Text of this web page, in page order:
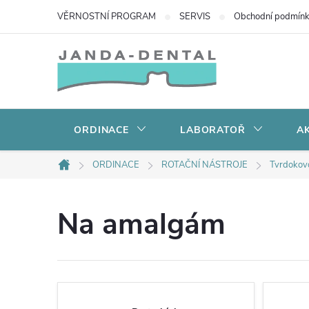
VĚRNOSTNÍ PROGRAM SERVIS Obchodní
ORDINACE LABORATOŘ
Domů
ORDINACE ROTAČNÍ NÁSTROJE
Na amalgám